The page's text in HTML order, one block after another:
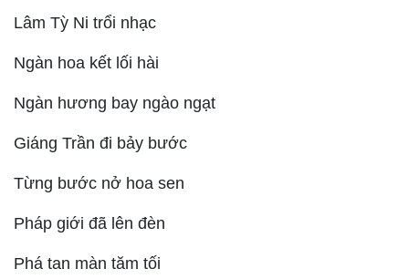
Lâm Tỳ Ni trổi nhạc
Ngàn hoa kết lối hài
Ngàn hương bay ngào ngạt
Giáng Trần đi bảy bước
Từng bước nở hoa sen
Pháp giới đã lên đèn
Phá tan màn tăm tối